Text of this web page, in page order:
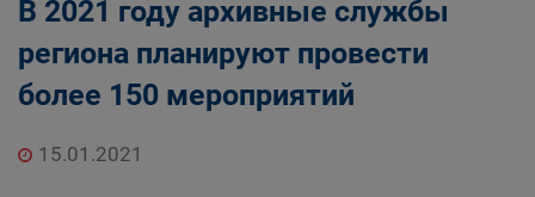
В 2021 году архивные службы
региона планируют провести
более 150 мероприятий
15.01.2021